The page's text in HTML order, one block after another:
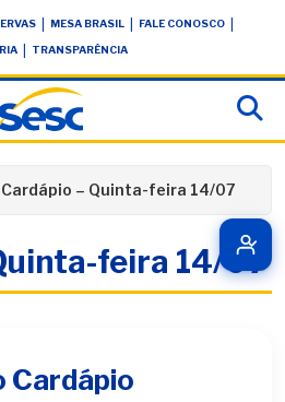
MESA BRASIL FALE CONOSCO
TRANSPARÊNCIA
Cardápio – Quinta-feira 14/07
feira 14/07
Cardápio